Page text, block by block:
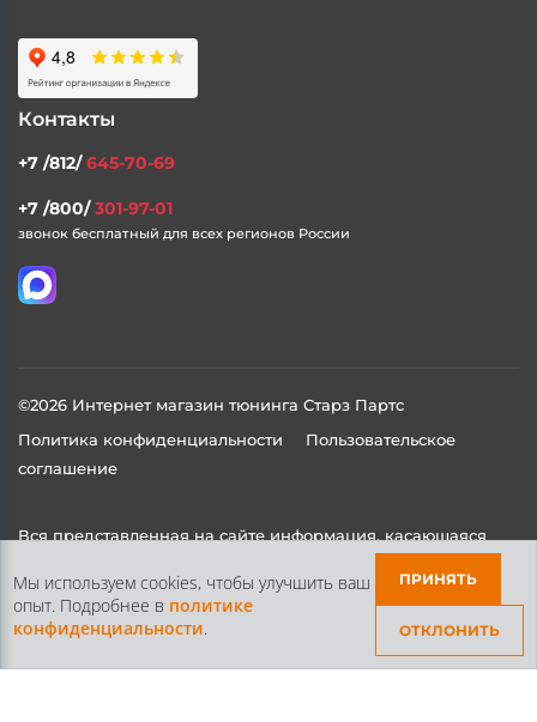
Мы используем cookies, чтобы улучшить ваш
опыт. Подробнее в политике
конфиденциальности.
ПРИНЯТЬ
ОТКЛОНИТЬ
Контакты
+7 /812/645-70-69
+7 /800/301-97-01
звонок бесплатный для всех регионов России
©2026 Интернет магазин тюнинга Старз Партс
Политика конфиденциальности
Пользовательское
соглашение
Вся представленная на сайте информация, касающаяся
товаров, носит информационный характер и ни при каких
условиях не является публичной офертой, определяемой